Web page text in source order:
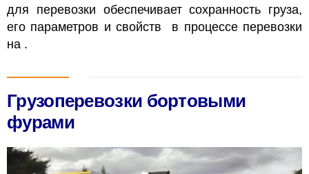
для перевозки обеспечивает сохранность груза,
его параметров и свойств в процессе перевозки
на .
Грузоперевозки бортовыми
фурами